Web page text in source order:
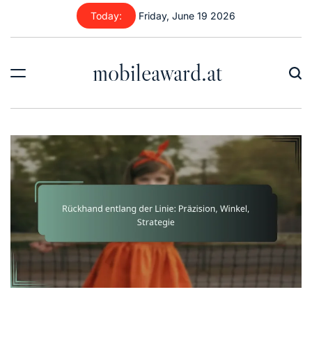
content
Today: Friday, June 19 2026
mobileaward.at